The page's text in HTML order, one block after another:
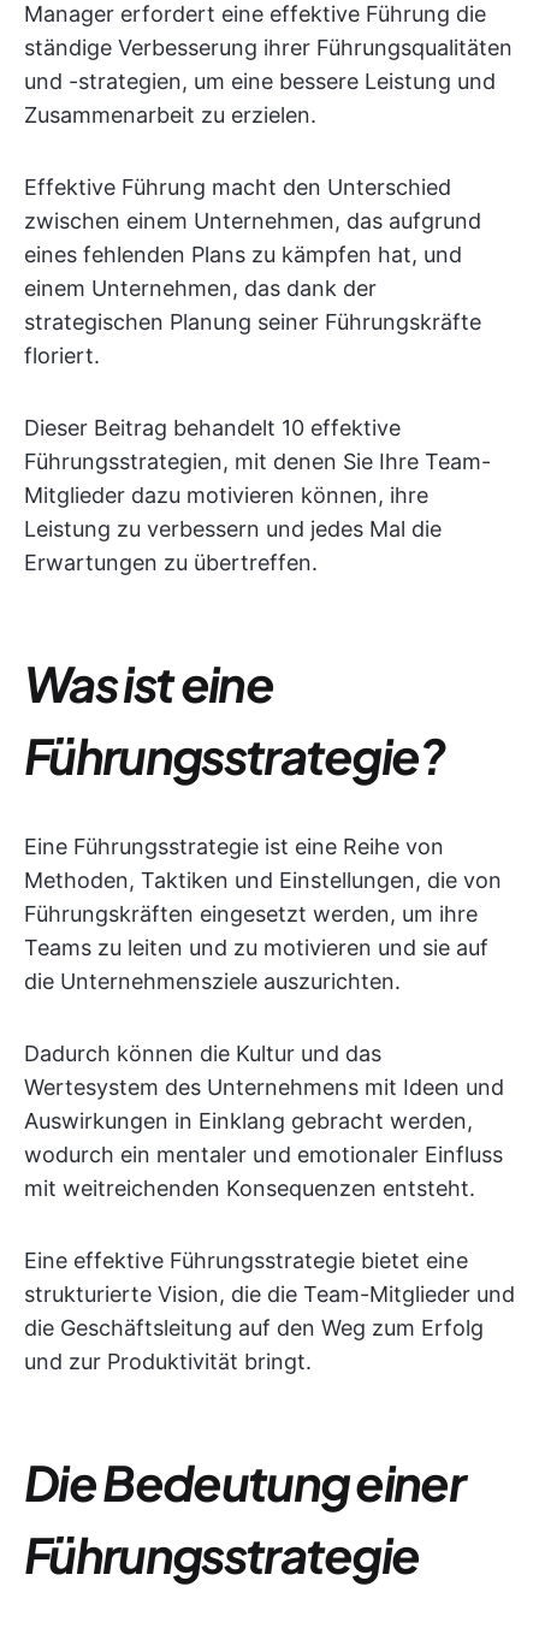
Manager erfordert eine effektive Führung die
ständige Verbesserung ihrer Führungsqualitäten
und -strategien, um eine bessere Leistung und
Zusammenarbeit zu erzielen.
Effektive Führung macht den Unterschied
zwischen einem Unternehmen, das aufgrund
eines fehlenden Plans zu kämpfen hat, und
einem Unternehmen, das dank der
strategischen Planung seiner Führungskräfte
floriert.
Dieser Beitrag behandelt 10 effektive
Führungsstrategien, mit denen Sie Ihre Team-
Mitglieder dazu motivieren können, ihre
Leistung zu verbessern und jedes Mal die
Erwartungen zu übertreffen.
Was ist eine
Führungsstrategie?
Eine Führungsstrategie ist eine Reihe von
Methoden, Taktiken und Einstellungen, die von
Führungskräften eingesetzt werden, um ihre
Teams zu leiten und zu motivieren und sie auf
die Unternehmensziele auszurichten.
Dadurch können die Kultur und das
Wertesystem des Unternehmens mit Ideen und
Auswirkungen in Einklang gebracht werden,
wodurch ein mentaler und emotionaler Einfluss
mit weitreichenden Konsequenzen entsteht.
Eine effektive Führungsstrategie bietet eine
strukturierte Vision, die die Team-Mitglieder und
die Geschäftsleitung auf den Weg zum Erfolg
und zur Produktivität bringt.
Die Bedeutung einer
Führungsstrategie